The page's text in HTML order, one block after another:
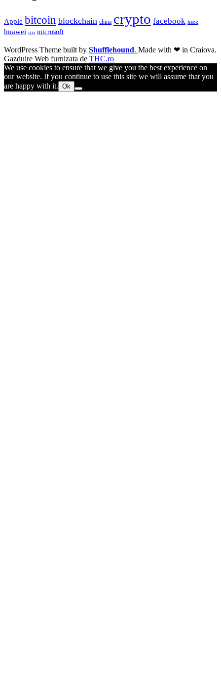
Apple bitcoin blockchain china crypto facebook hack
huawei ico microsoft
WordPress Theme built by Shufflehound. Made with ❤ in Craiova.
Gazduire Web furnizata de THC.ro
We use cookies to ensure that we give you the best experience on
our website. If you continue to use this site we will assume that you
are happy with it. Ok